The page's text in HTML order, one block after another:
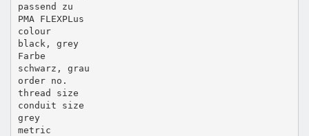
passend zu
PMA FLEXPLus
colour
black, grey
Farbe
schwarz, grau
order no.
thread size
conduit size
grey
metric